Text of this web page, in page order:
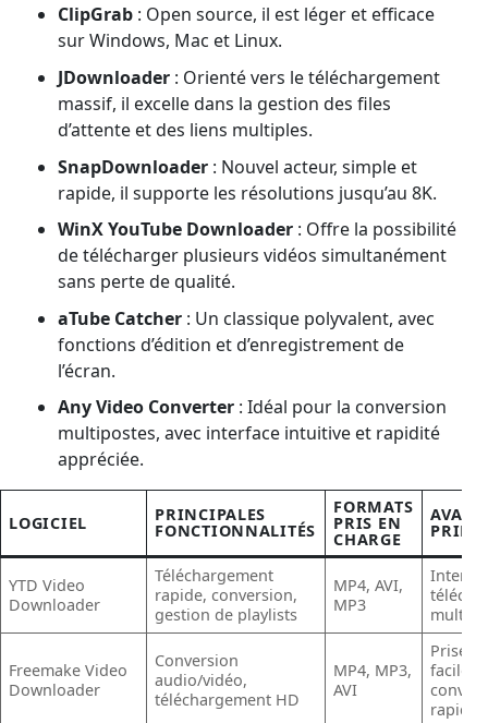
ClipGrab: Open source, il est léger et efficace
sur Windows, Mac et Linux.
JDownloader: Orienté vers le téléchargement
massif, il excelle dans la gestion des files
d’attente et des liens multiples.
SnapDownloader: Nouvel acteur, simple et
rapide, il supporte les résolutions jusqu’au 8K.
WinX YouTube Downloader: Offre la possibilité
de télécharger plusieurs vidéos simultanément
sans perte de qualité.
aTube Catcher: Un classique polyvalent, avec
fonctions d’édition et d’enregistrement de
l’écran.
Any Video Converter: Idéal pour la conversion
multipostes, avec interface intuitive et rapidité
appréciée.
LOGICIEL PRINCIPALES
FONCTIONNALITÉS
FORMATS
PRIS EN
CHARGE
YTD Video
Downloader
Téléchargement
rapide, conversion,
gestion de playlists
MP4, AVI,
MP3
Freemake Video
Downloader
Conversion
audio/vidéo,
téléchargement HD
MP4, MP3,
AVI
Prise
facile,
rapide